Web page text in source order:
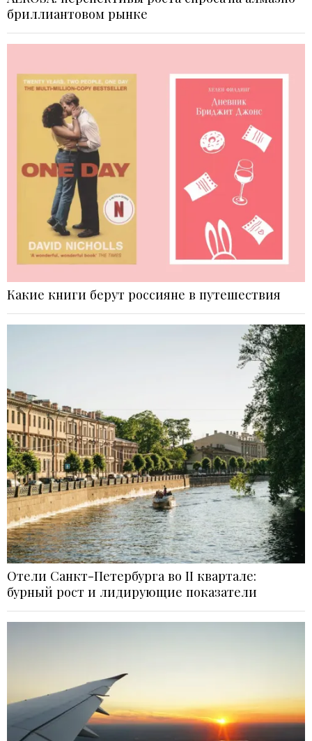
бриллиантовом рынке
Какие книги берут россияне в путешествия
Отели Санкт-Петербурга во II квартале:
бурный рост и лидирующие показатели